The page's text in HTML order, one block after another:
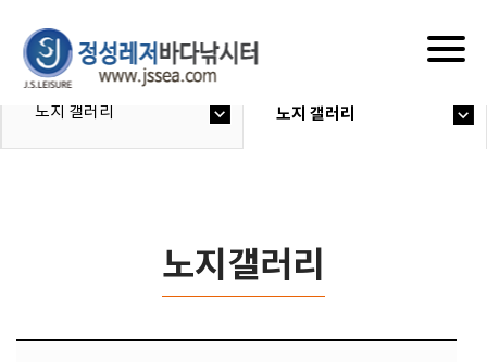
노지 갤러리 노지 갤러리
노지갤러리